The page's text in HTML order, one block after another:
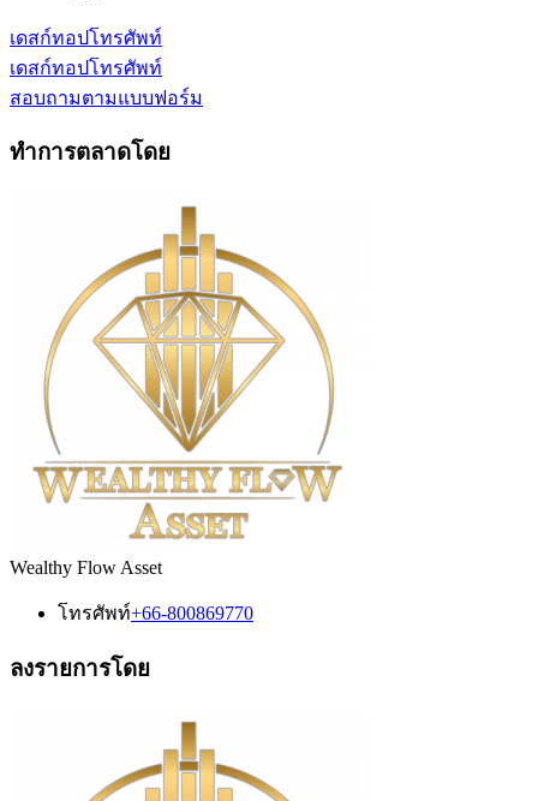
เดสก์ทอปโทรศัพท์
เดสก์ทอปโทรศัพท์
สอบถามตามแบบฟอร์ม
ทำการตลาดโดย
Wealthy Flow Asset
โทรศัพท์+66-800869770
ลงรายการโดย